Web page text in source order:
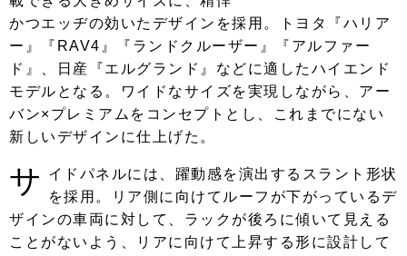
コラム
ショップレポート
レストア
カーメーカー「旧車」関連プロジ
ェクト
コラム
インタビュー
イベント
イベント告知 イベントレポート
かつエッヂの効いたデザインを採用。トヨタ『ハリア
ー』『RAV4』『ランドクルーザー』『アルファー
ド』、日産『エルグランド』などに適したハイエンド
モデルとなる。ワイドなサイズを実現しながら、アー
バン×プレミアムをコンセプトとし、これまでにない
新しいデザインに仕上げた。
サ
イドパネルには、躍動感を演出するスラント形状
を採用。リア側に向けてルーフが下がっているデ
ザインの車両に対して、ラックが後ろに傾いて見える
ことがないよう、リアに向けて上昇する形に設計して